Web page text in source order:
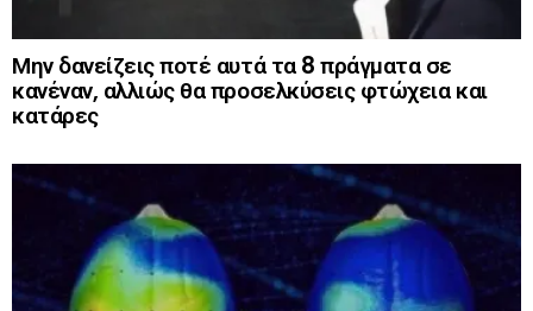
Μην δανείζεις ποτέ αυτά τα 8 πράγματα σε
κανέναν, αλλιώς θα προσελκύσεις φτώχεια και
κατάρες